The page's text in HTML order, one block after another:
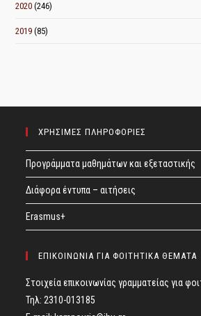
2020 (246)
2019 (85)
ΧΡΗΣΙΜΕΣ ΠΛΗΡΟΦΟΡΙΕΣ
Προγράμματα μαθημάτων και εξεταστικής
Διάφορα έντυπα – αιτήσεις
Erasmus+
ΕΠΙΚΟΙΝΩΝΙΑ ΓΙΑ ΦΟΙΤΗΤΙΚΑ ΘΕΜΑΤΑ
Στοιχεία επικοινωνίας γραμματείας για
Τηλ: 2310-013185